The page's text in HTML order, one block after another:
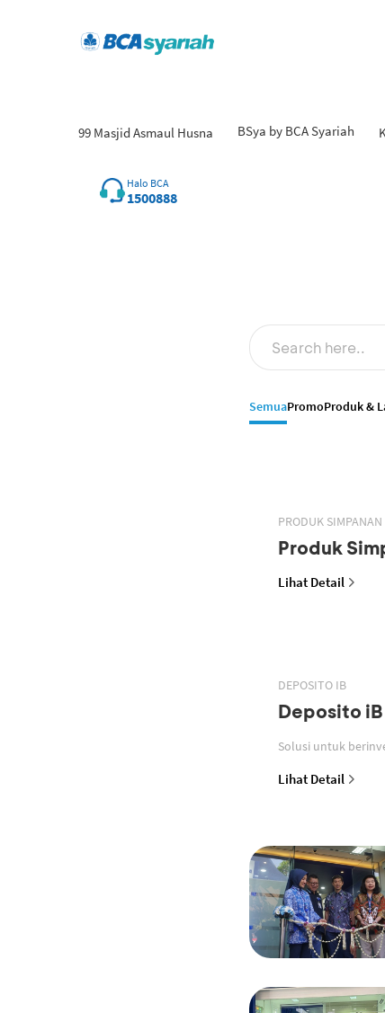
99 Masjid Asmaul Husna BSya by BCA Syariah
Halo BCA
1500888
SemuaPromoProduk &
PRODUK SIMPANAN
Produk
Lihat Detail
DEPOSITO IB
Deposito iB
Lihat Detail